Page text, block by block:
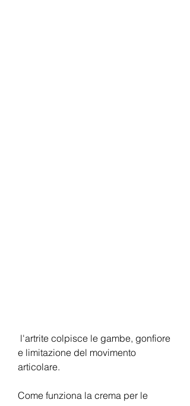
e limitazione del movimento
articolare.
Come funziona la crema per le